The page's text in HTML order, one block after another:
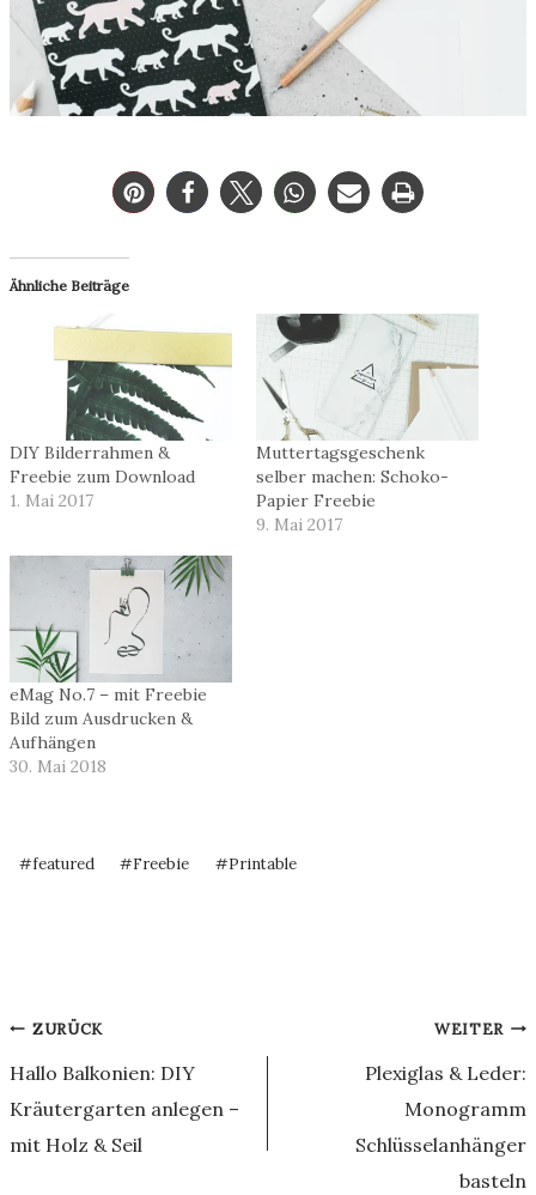
Ähnliche Beiträge
DIY Bilderrahmen &
Freebie zum Download
1. Mai 2017
Muttertagsgeschenk
selber machen: Schoko-
Papier Freebie
9. Mai 2017
eMag No.7 – mit Freebie
Bild zum Ausdrucken &
Aufhängen
30. Mai 2018
Schlagworte:
#featured #Freebie #Printable
Beitragsnavigation
ZURÜCK
Hallo Balkonien: DIY
Kräutergarten anlegen –
mit Holz & Seil
WEITER
Plexiglas & Leder:
Monogramm
Schlüsselanhänger
basteln